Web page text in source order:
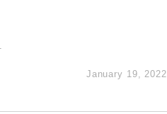
January 19, 2022